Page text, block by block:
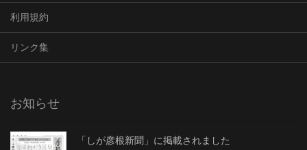
利用規約
リンク集
お知らせ
「しが彦根新聞」に掲載されました